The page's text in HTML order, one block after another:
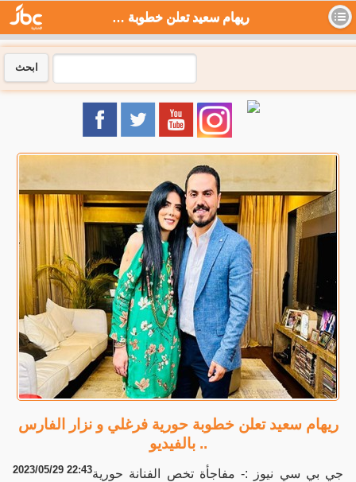
ريهام سعيد تعلن خطوبة حورية فرغلي و نزار الفارس .. بالفيديو - جي بي سي نيوز
ابحث
ريهام سعيد تعلن خطوبة حورية فرغلي و نزار الفارس
.. بالفيديو
2023/05/29 22:43جي بي سي نيوز :- مفاجأة تخص الفنانة حورية